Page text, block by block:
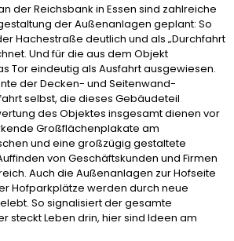
der Reichsbank in Essen sind zahlreiche
der Außenanlagen geplant: So
Hachestraße deutlich und als „Durchfahrt
Und für die aus dem Objekt
Tor eindeutig als Ausfahrt ausgewiesen.
der Decken- und Seitenwand-
selbst, die dieses Gebäudeteil
des Objektes insgesamt dienen vor
Großflächenplakate am
und eine großzügig gestaltete
von Geschäftskunden und Firmen
Auch die Außenanlagen zur Hofseite
Hofparkplätze werden durch neue
So signalisiert der gesamte
steckt Leben drin, hier sind Ideen am